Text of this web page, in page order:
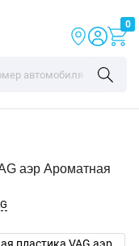
0
аэр Ароматная